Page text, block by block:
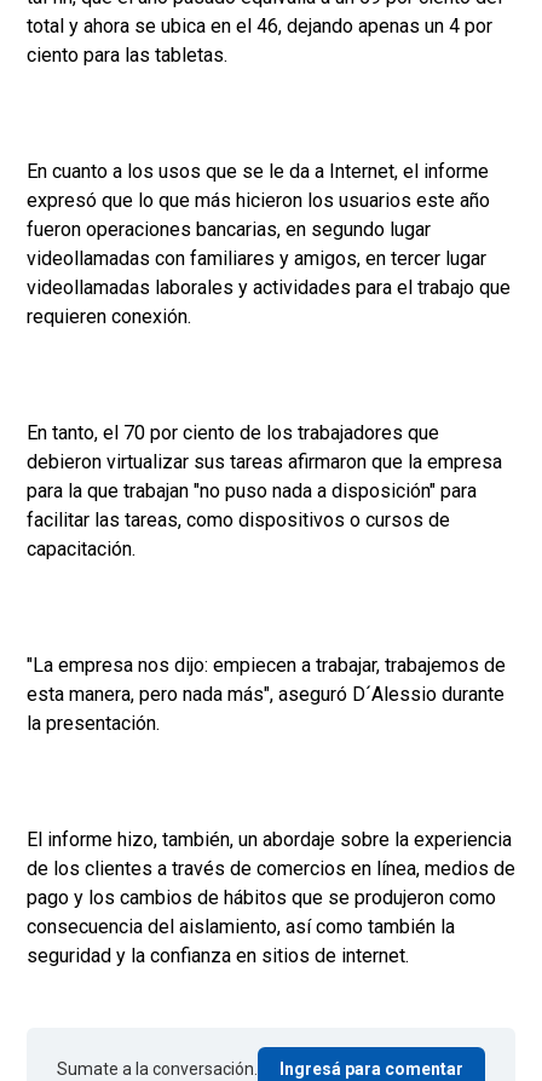
total y ahora se ubica en el 46, dejando apenas un 4 por
ciento para las tabletas.
En cuanto a los usos que se le da a Internet, el informe
expresó que lo que más hicieron los usuarios este año
fueron operaciones bancarias, en segundo lugar
videollamadas con familiares y amigos, en tercer lugar
videollamadas laborales y actividades para el trabajo que
requieren conexión.
En tanto, el 70 por ciento de los trabajadores que
debieron virtualizar sus tareas afirmaron que la empresa
para la que trabajan "no puso nada a disposición" para
facilitar las tareas, como dispositivos o cursos de
capacitación.
"La empresa nos dijo: empiecen a trabajar, trabajemos de
esta manera, pero nada más", aseguró D´Alessio durante
la presentación.
El informe hizo, también, un abordaje sobre la experiencia
de los clientes a través de comercios en línea, medios de
pago y los cambios de hábitos que se produjeron como
consecuencia del aislamiento, así como también la
seguridad y la confianza en sitios de internet.
Sumate a la conversación. Ingresá para comentar